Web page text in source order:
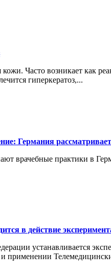
Часто возникает как
гиперкератоз,...
Германия
врачебные практики в
в действие
устанавливается
применении